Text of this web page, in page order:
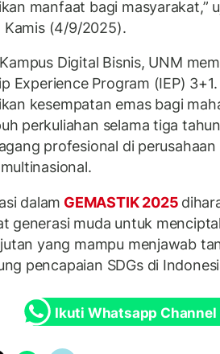
manfaat bagi masyarakat,”
Kamis (4/9/2025).
Digital Bisnis, UNM
Experience Program (IEP)
kesempatan emas bagi
perkuliahan selama tiga
profesional di
dalam GEMASTIK 2025
generasi muda untuk
yang mampu menjawab
pencapaian SDGs di
Ikuti Whatsapp Channel